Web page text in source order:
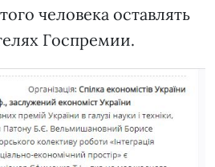
человека оставлять
Госпремии.